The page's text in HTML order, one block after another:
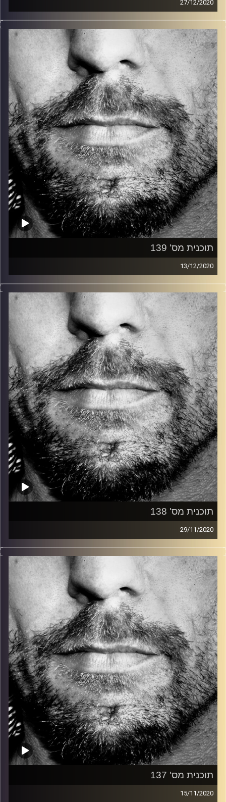
27/12/2020
זיפים, מוזיקה מחוספסת של הופעות חיות. הרבה ג'אם, רוק,
בלוז, bluegrass, ג'אז, Fאנק, פרוגרסיב ואפילו אלקטרוניקה.
כל מה שחי, אמיתי ונושם.
עם שמוליק רגב.
קרדיט תמונות: David Goehring
תוכנית מס' 139
13/12/2020
זיפים, מוזיקה מחוספסת של הופעות חיות. הרבה ג'אם, רוק,
בלוז, bluegrass, ג'אז, Fאנק, פרוגרסיב ואפילו אלקטרוניקה.
כל מה שחי, אמיתי ונושם.
עם שמוליק רגב.
קרדיט תמונות: David Goehring
תוכנית מס' 138
29/11/2020
זיפים, מוזיקה מחוספסת של הופעות חיות. הרבה ג'אם, רוק,
בלוז, bluegrass, ג'אז, Fאנק, פרוגרסיב ואפילו אלקטרוניקה.
כל מה שחי, אמיתי ונושם.
עם שמוליק רגב.
קרדיט תמונות: David Goehring
תוכנית מס' 137
15/11/2020